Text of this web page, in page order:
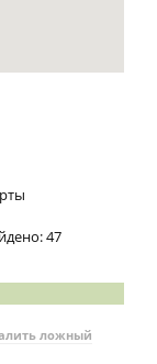
47
ложный